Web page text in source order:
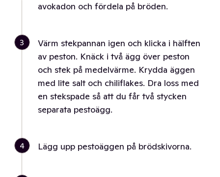
avokadon och fördela på bröden.
3
Värm stekpannan igen och klicka i hälften
av peston. Knäck i två ägg över peston
och stek på medelvärme. Krydda äggen
med lite salt och chiliflakes. Dra loss med
en stekspade så att du får två stycken
separata pestoägg.
4 Lägg upp pestoäggen på brödskivorna.